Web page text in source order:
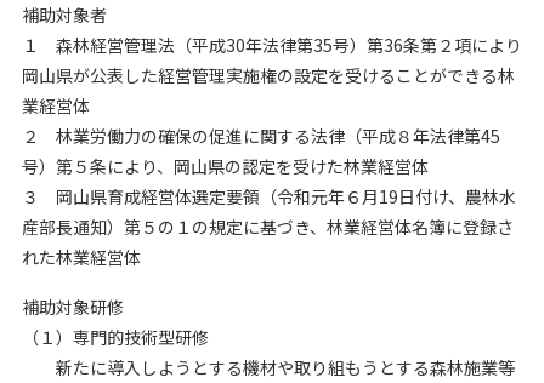
補助対象者
１ 森林経営管理法（平成30年法律第35号）第36条第２項により
岡山県が公表した経営管理実施権の設定を受けることができる林
業経営体
２ 林業労働力の確保の促進に関する法律（平成８年法律第45
号）第５条により、岡山県の認定を受けた林業経営体
３ 岡山県育成経営体選定要領（令和元年６月19日付け、農林水
産部長通知）第５の１の規定に基づき、林業経営体名簿に登録さ
れた林業経営体
補助対象研修
（１）専門的技術型研修
新たに導入しようとする機材や取り組もうとする森林施業等